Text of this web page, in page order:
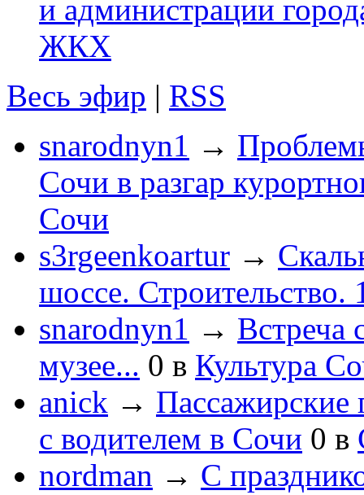
и администрации
ЖКХ
Весь эфир | RSS
snarodnyn1 →
Сочи в разгар
Сочи
s3rgeenkoartur →
шоссе. Строительство.
snarodnyn1 → Встреча
музее... 0 в Культура
anick → Пассажирские
с водителем в Сочи 0 в
nordman → С